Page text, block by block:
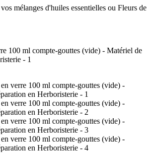
mélanges d'huiles essentielles ou Fleurs de